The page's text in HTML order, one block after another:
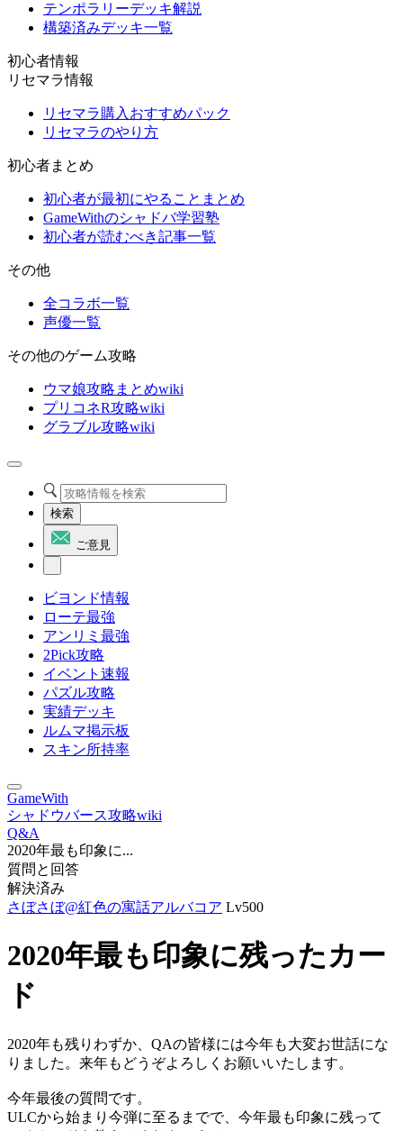
テンポラリーデッキ解説
構築済みデッキ一覧
初心者情報
リセマラ情報
リセマラ購入おすすめパック
リセマラのやり方
初心者まとめ
初心者が最初にやることまとめ
GameWithのシャドバ学習塾
初心者が読むべき記事一覧
その他
全コラボ一覧
声優一覧
その他のゲーム攻略
ウマ娘攻略まとめwiki
プリコネR攻略wiki
グラブル攻略wiki
検索
ご意見
ビヨンド情報
ローテ最強
アンリミ最強
2Pick攻略
イベント速報
パズル攻略
実績デッキ
ルムマ掲示板
スキン所持率
GameWith
シャドウバース攻略wiki
Q&A
2020年最も印象に...
質問と回答
解決済み
さぼさぼ@紅色の寓話アルバコア Lv500
2020年最も印象に残ったカー
ド
2020年も残りわずか、QAの皆様には今年も大変お世話にな
りました。来年もどうぞよろしくお願いいたします。
今年最後の質問です。
ULCから始まり今弾に至るまでで、今年最も印象に残って